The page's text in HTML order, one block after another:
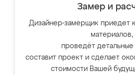
Замер и
Дизайнер-замерщик приедет
материалов,
проведёт
составит проект и сделает
стоимости Вашей